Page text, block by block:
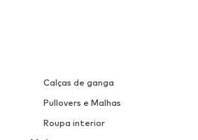
Calças de ganga
Pullovers e Malhas
Roupa interior